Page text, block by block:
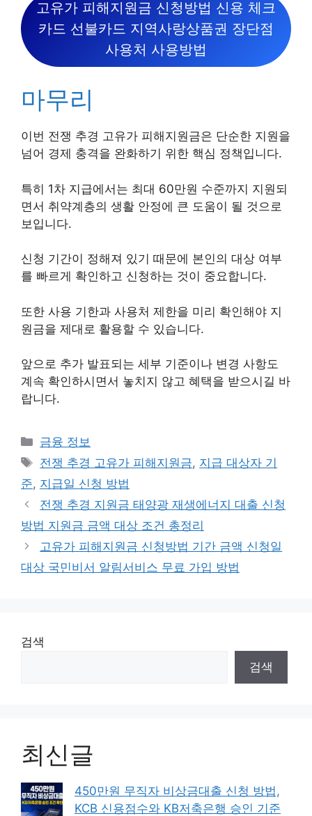
고유가 피해지원금 신청방법 신용 체크
카드 선불카드 지역사랑상품권 장단점
사용처 사용방법
마무리
이번 전쟁 추경 고유가 피해지원금은 단순한 지원을
넘어 경제 충격을 완화하기 위한 핵심 정책입니다.
특히 1차 지급에서는 최대 60만원 수준까지 지원되
면서 취약계층의 생활 안정에 큰 도움이 될 것으로
보입니다.
신청 기간이 정해져 있기 때문에 본인의 대상 여부
를 빠르게 확인하고 신청하는 것이 중요합니다.
또한 사용 기한과 사용처 제한을 미리 확인해야 지
원금을 제대로 활용할 수 있습니다.
앞으로 추가 발표되는 세부 기준이나 변경 사항도
계속 확인하시면서 놓치지 않고 혜택을 받으시길 바
랍니다.
카
테
리
금융 정보
태
그
전쟁 추경 고유가 피해지원금, 지급 대상자 기
준, 지급일 신청 방법
전쟁 추경 지원금 태양광 재생에너지 대출 신청
방법 지원금 금액 대상 조건 총정리
고유가 피해지원금 신청방법 기간 금액 신청일
대상 국민비서 알림서비스 무료 가입 방법
검색
검색
최신글
450만원 무직자 비상금대출 신청 방법,
KCB 신용점수와 KB저축은행 승인 기준